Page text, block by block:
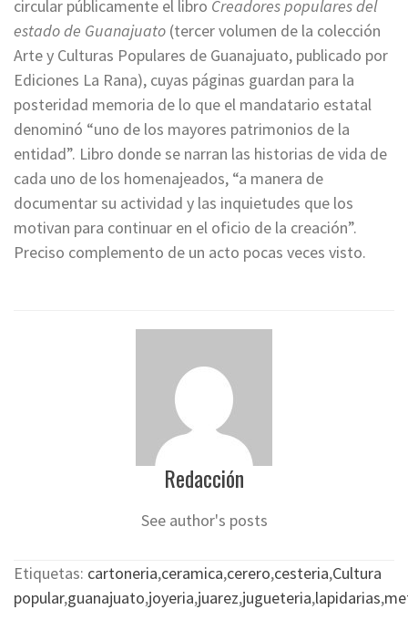
circular públicamente el libro Creadores populares del
estado de Guanajuato (tercer volumen de la colección
Arte y Culturas Populares de Guanajuato, publicado por
Ediciones La Rana), cuyas páginas guardan para la
posteridad memoria de lo que el mandatario estatal
denominó “uno de los mayores patrimonios de la
entidad”. Libro donde se narran las historias de vida de
cada uno de los homenajeados, “a manera de
documentar su actividad y las inquietudes que los
motivan para continuar en el oficio de la creación”.
Preciso complemento de un acto pocas veces visto.
Redacción
See author's posts
Etiquetas: cartoneria,ceramica,cerero,cesteria,Cultura
popular,guanajuato,joyeria,juarez,jugueteria,lapidarias,